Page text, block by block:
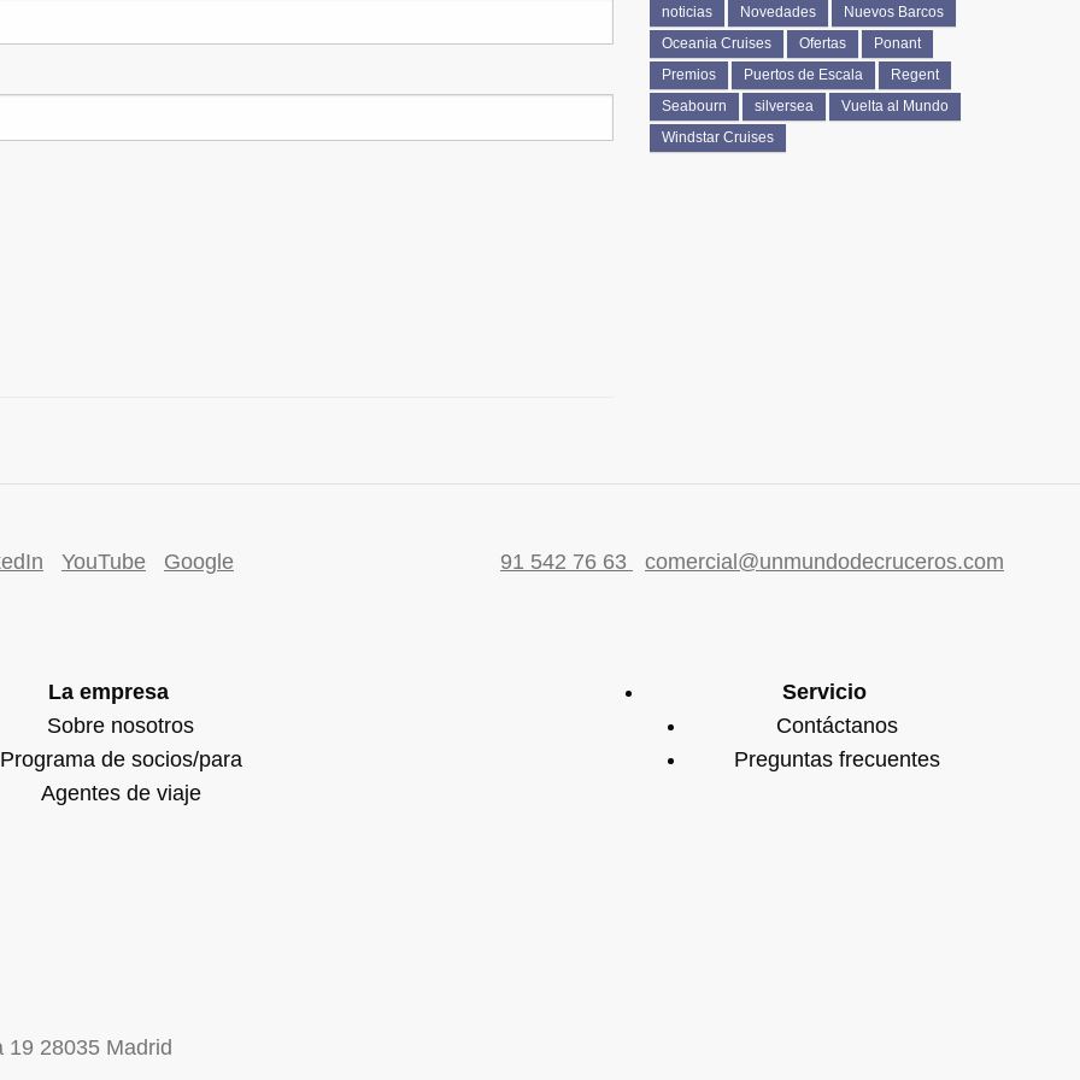
noticias Novedades
Nuevos Barcos
Oceania Cruises
Ofertas
Ponant
Premios
Puertos de Escala
Regent
Seabourn
silversea
Vuelta al Mundo
Windstar Cruises
YouTube Google 91 542 76 63 comercial@unmundodecruceros.com
La empresa
Sobre nosotros
Programa de socios/para
Agentes de viaje
Servicio
Contáctanos
Preguntas frecuentes
19 28035 Madrid